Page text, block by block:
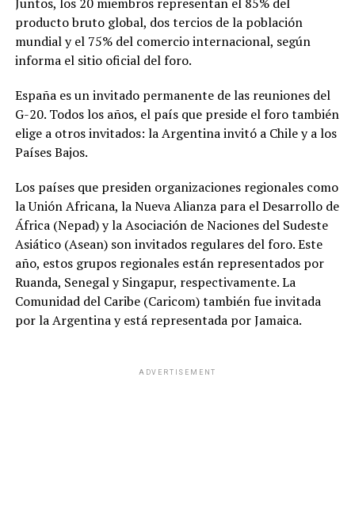
producto bruto global, dos tercios de la población
mundial y el 75% del comercio internacional, según
informa el sitio oficial del foro.
España es un invitado permanente de las reuniones del
G-20. Todos los años, el país que preside el foro también
elige a otros invitados: la Argentina invitó a Chile y a los
Países Bajos.
Los países que presiden organizaciones regionales como
la Unión Africana, la Nueva Alianza para el Desarrollo de
África (Nepad) y la Asociación de Naciones del Sudeste
Asiático (Asean) son invitados regulares del foro. Este
año, estos grupos regionales están representados por
Ruanda, Senegal y Singapur, respectivamente. La
Comunidad del Caribe (Caricom) también fue invitada
por la Argentina y está representada por Jamaica.
ADVERTISEMENT